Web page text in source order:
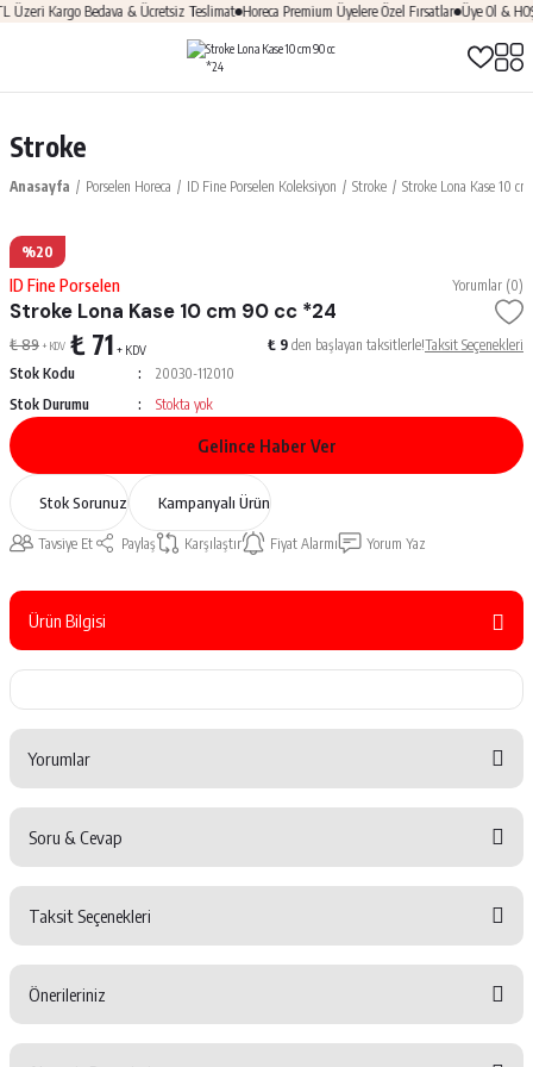
Kargo Bedava & Ücretsiz Teslimat Horeca Premium Üyelere Özel Fırsatlar Üye Ol &
Stroke
Anasayfa Porselen Horeca ID Fine Porselen Koleksiyon Stroke Stroke Lona Kase 10
%20
ID Fine Porselen Yorumlar (0)
Stroke Lona Kase 10 cm 90 cc *24
₺ 89 + KDV ₺ 71 + KDV ₺ 9 den başlayan taksitlerle!Taksit Seçenekleri
Stok Kodu
20030-112010
Stok Durumu
Stokta yok
Gelince Haber Ver
Stok Sorunuz Kampanyalı Ürün
Tavsiye Et Paylaş Karşılaştır Fiyat Alarmı Yorum Yaz
Ürün Bilgisi
Yorumlar
Yorum Yaz
Soru & Cevap
Soru Sor
Taksit Seçenekleri
Önerileriniz